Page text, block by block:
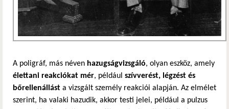
A poligráf, más néven hazugságvizsgáló, olyan eszköz, amely
élettani reakciókat mér, például szívverést, légzést és
bőrellenállást a vizsgált személy reakciói alapján. Az elmélet
szerint, ha valaki hazudik, akkor testi jelei, például a pulzus